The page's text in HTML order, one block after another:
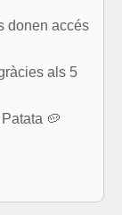
donen accés
als 5
🥔